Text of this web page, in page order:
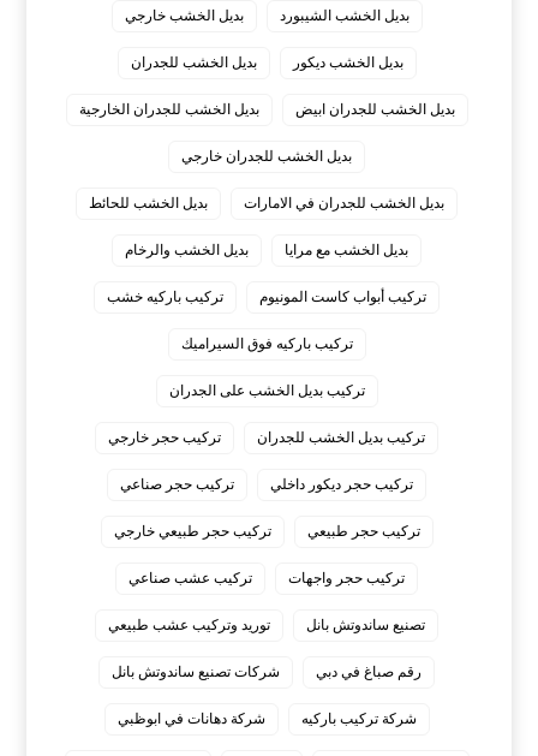
بديل الخشب الشيبورد بديل الخشب خارجي
بديل الخشب ديكور بديل الخشب للجدران
بديل الخشب للجدران ابيض بديل الخشب للجدران الخارجية
بديل الخشب للجدران خارجي
بديل الخشب للجدران في الامارات بديل الخشب للحائط
بديل الخشب مع مرايا بديل الخشب والرخام
تركيب أبواب كاست المونيوم تركيب باركيه خشب
تركيب باركيه فوق السيراميك
تركيب بديل الخشب على الجدران
تركيب بديل الخشب للجدران تركيب حجر خارجي
تركيب حجر ديكور داخلي تركيب حجر صناعي
تركيب حجر طبيعي تركيب حجر طبيعي خارجي
تركيب حجر واجهات تركيب عشب صناعي
تصنيع ساندوتش بانل توريد وتركيب عشب طبيعي
رقم صباغ في دبي شركات تصنيع ساندوتش بانل
شركة تركيب باركيه شركة دهانات في ابوظبي